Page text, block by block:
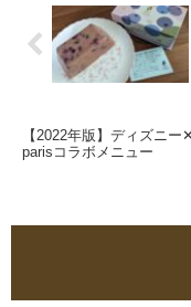
【2022年版】ディズニー
parisコラボメニュー